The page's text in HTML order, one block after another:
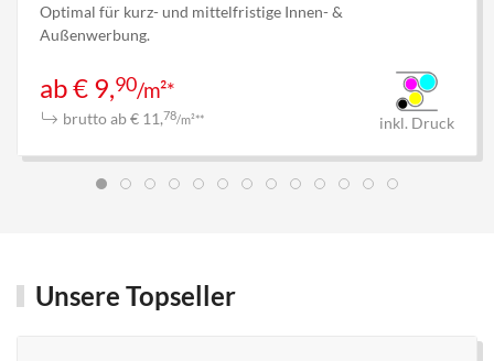
Optimal für kurz- und mittelfristige Innen- &
Außenwerbung.
ab € 9,90/m²*
brutto ab € 11,78/m²** inkl. Druck
Unsere Topseller